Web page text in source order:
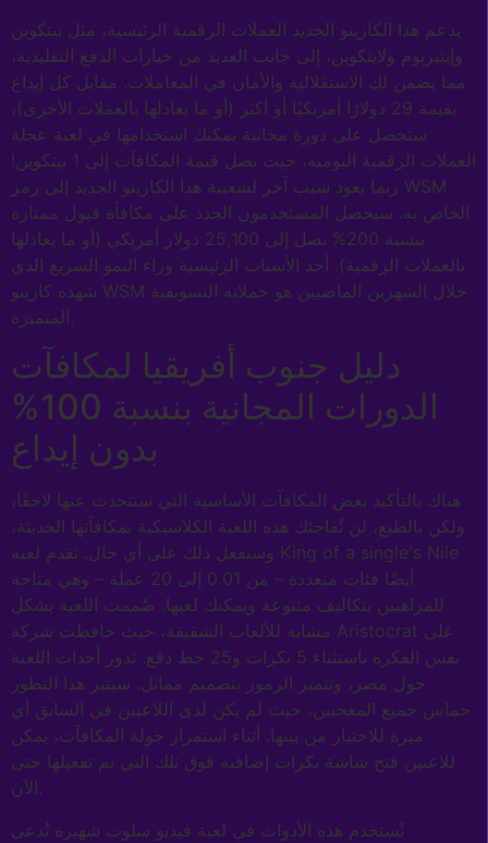
يدعم هذا الكازينو الجديد العملات الرقمية الرئيسية، مثل بيتكوين
وإيثيريوم ولايتكوين، إلى جانب العديد من خيارات الدفع التقليدية،
مما يضمن لك الاستقلالية والأمان في المعاملات. مقابل كل إيداع
بقيمة 29 دولارًا أمريكيًا أو أكثر (أو ما يعادلها بالعملات الأخرى)،
ستحصل على دورة مجانية يمكنك استخدامها في لعبة عجلة
العملات الرقمية اليومية، حيث تصل قيمة المكافآت إلى 1 بيتكوين!
ربما يعود سبب آخر لشعبية هذا الكازينو الجديد إلى رمز WSM
الخاص به. سيحصل المستخدمون الجدد على مكافأة قبول ممتازة
بنسبة 200% تصل إلى 25,100 دولار أمريكي (أو ما يعادلها
بالعملات الرقمية). أحد الأسباب الرئيسية وراء النمو السريع الذي
شهده كازينو WSM خلال الشهرين الماضيين هو حملاته التسويقية
المتميزة.
دليل جنوب أفريقيا لمكافآت
الدورات المجانية بنسبة 100%
بدون إيداع
هناك بالتأكيد بعض المكافآت الأساسية التي سنتحدث عنها لاحقًا،
ولكن بالطبع، لن تُفاجئك هذه اللعبة الكلاسيكية بمكافآتها الحديثة،
وستفعل ذلك على أي حال. تقدم لعبة King of a single's Nile
أيضًا فئات متعددة – من 0.01 إلى 20 عملة – وهي متاحة
للمراهنين بتكاليف متنوعة ويمكنك لعبها. صُممت اللعبة بشكل
مشابه للألعاب الشقيقة، حيث حافظت شركة Aristocrat على
نفس الفكرة باستثناء 5 بكرات و25 خط دفع. تدور أحداث اللعبة
حول مصر، وتتميز الرموز بتصميم مماثل. سيثير هذا التطور
حماس جميع المعجبين، حيث لم يكن لدى اللاعبين في السابق أي
ميزة للاختيار من بينها. أثناء استمرار جولة المكافآت، يمكن
للاعبين فتح شاشة بكرات إضافية فوق تلك التي تم تفعيلها حتى
الآن.
تُستخدم هذه الأدوات في لعبة فيديو سلوت شهيرة تُدعى